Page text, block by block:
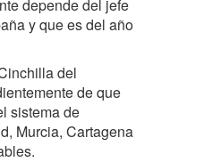
depende del jefe
y que es del año
del
de que
sistema de
Murcia, Cartagena